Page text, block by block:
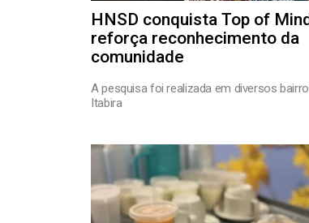
HNSD conquista Top of
reforça reconhecimento da
comunidade
A pesquisa foi realizada em diversos
Itabira